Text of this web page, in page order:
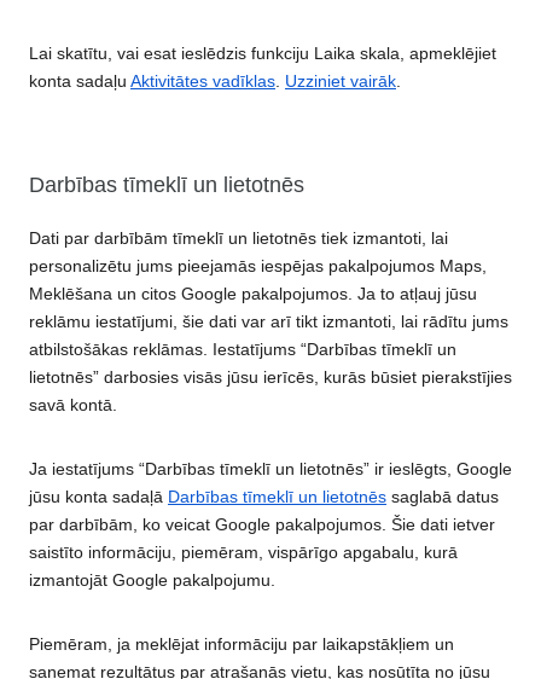
Lai skatītu, vai esat ieslēdzis funkciju Laika skala, apmeklējiet
konta sadaļu Aktivitātes vadīklas. Uzziniet vairāk.
Darbības tīmeklī un lietotnēs
Dati par darbībām tīmeklī un lietotnēs tiek izmantoti, lai
personalizētu jums pieejamās iespējas pakalpojumos Maps,
Meklēšana un citos Google pakalpojumos. Ja to atļauj jūsu
reklāmu iestatījumi, šie dati var arī tikt izmantoti, lai rādītu jums
atbilstošākas reklāmas. Iestatījums “Darbības tīmeklī un
lietotnēs” darbosies visās jūsu ierīcēs, kurās būsiet pierakstījies
savā kontā.
Ja iestatījums “Darbības tīmeklī un lietotnēs” ir ieslēgts, Google
jūsu konta sadaļā Darbības tīmeklī un lietotnēs saglabā datus
par darbībām, ko veicat Google pakalpojumos. Šie dati ietver
saistīto informāciju, piemēram, vispārīgo apgabalu, kurā
izmantojāt Google pakalpojumu.
Piemēram, ja meklējat informāciju par laikapstākļiem un
saņemat rezultātus par atrašanās vietu, kas nosūtīta no jūsu